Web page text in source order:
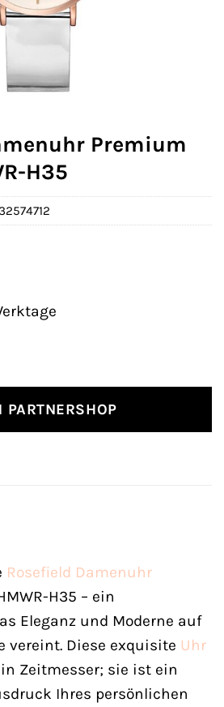
Premium
H35
PARTNERSHOP
Rosefield Damenuhr
H35 – ein
Eleganz und Moderne auf
vereint. Diese exquisite Uhr
Zeitmesser; sie ist ein
Ihres persönlichen